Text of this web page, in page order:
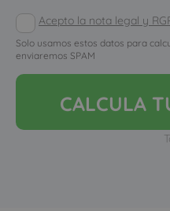
Acepto la nota legal y
Solo usamos estos datos para
enviaremos SPAM
CALCULA